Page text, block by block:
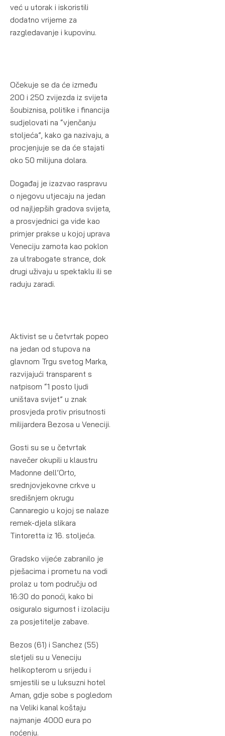
već u utorak i iskoristili
dodatno vrijeme za
razgledavanje i kupovinu.
Očekuje se da će između
200 i 250 zvijezda iz svijeta
šoubiznisa, politike i financija
sudjelovati na “vjenčanju
stoljeća”, kako ga nazivaju, a
procjenjuje se da će stajati
oko 50 milijuna dolara.
Događaj je izazvao raspravu
o njegovu utjecaju na jedan
od najljepših gradova svijeta,
a prosvjednici ga vide kao
primjer prakse u kojoj uprava
Veneciju zamota kao poklon
za ultrabogate strance, dok
drugi uživaju u spektaklu ili se
raduju zaradi.
Aktivist se u četvrtak popeo
na jedan od stupova na
glavnom Trgu svetog Marka,
razvijajući transparent s
natpisom “1 posto ljudi
uništava svijet” u znak
prosvjeda protiv prisutnosti
milijardera Bezosa u Veneciji.
Gosti su se u četvrtak
navečer okupili u klaustru
Madonne dell’Orto,
srednjovjekovne crkve u
središnjem okrugu
Cannaregio u kojoj se nalaze
remek-djela slikara
Tintoretta iz 16. stoljeća.
Gradsko vijeće zabranilo je
pješacima i prometu na vodi
prolaz u tom području od
16:30 do ponoći, kako bi
osiguralo sigurnost i izolaciju
za posjetitelje zabave.
Bezos (61) i Sanchez (55)
sletjeli su u Veneciju
helikopterom u srijedu i
smjestili se u luksuzni hotel
Aman, gdje sobe s pogledom
na Veliki kanal koštaju
najmanje 4000 eura po
noćenju.